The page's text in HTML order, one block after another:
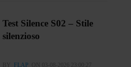
Test Silence S02 – Stile
silenzioso
BY FLAP ON 03-08-2026 23:00:27